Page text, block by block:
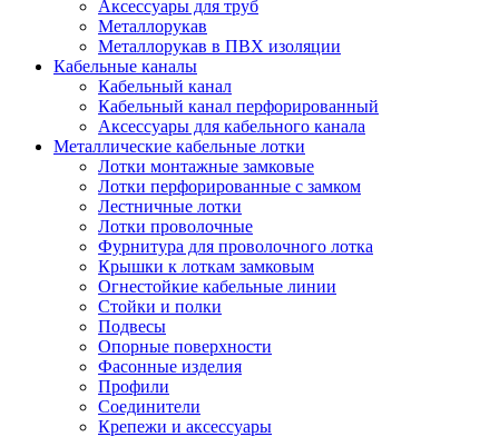
Аксессуары для труб
Металлорукав
Металлорукав в ПВХ изоляции
Кабельные каналы
Кабельный канал
Кабельный канал перфорированный
Аксессуары для кабельного канала
Металлические кабельные лотки
Лотки монтажные замковые
Лотки перфорированные с замком
Лестничные лотки
Лотки проволочные
Фурнитура для проволочного лотка
Крышки к лоткам замковым
Огнестойкие кабельные линии
Стойки и полки
Подвесы
Опорные поверхности
Фасонные изделия
Профили
Соединители
Крепежи и аксессуары